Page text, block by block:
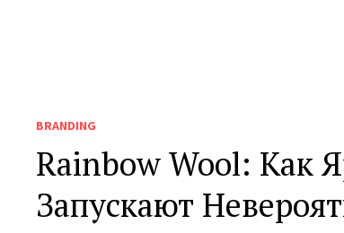
BRANDING
Rainbow Wool: Как
Запускают